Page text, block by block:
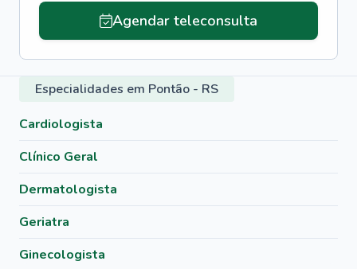
Agendar teleconsulta
Especialidades em Pontão - RS
Cardiologista
Clínico Geral
Dermatologista
Geriatra
Ginecologista